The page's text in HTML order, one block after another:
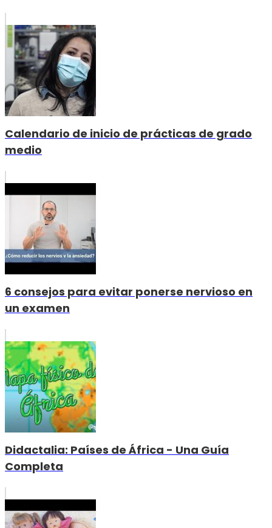
Calendario de inicio de prácticas de grado
medio
6 consejos para evitar ponerse nervioso en
un examen
Didactalia: Países de África - Una Guía
Completa